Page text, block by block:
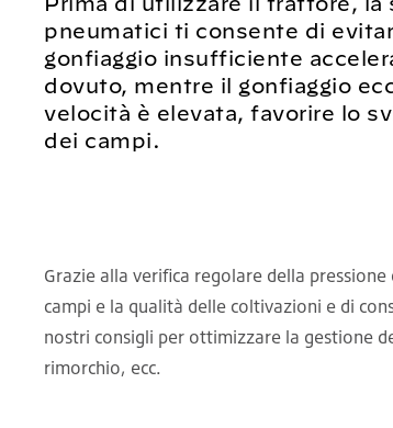
pneumatici ti consente di
gonfiaggio insufficiente
dovuto, mentre il gonfiaggio
velocità è elevata, favorire lo
dei campi.
Grazie alla verifica regolare della
campi e la qualità delle coltivazioni e di
nostri consigli per ottimizzare la gestione
rimorchio, ecc.